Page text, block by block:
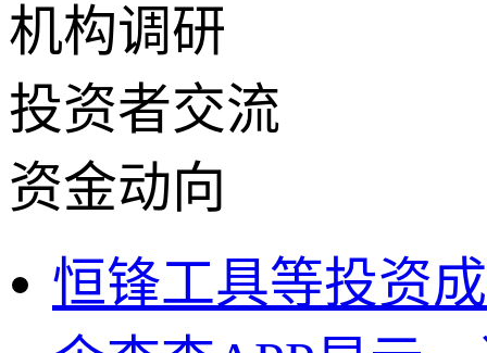
机构调研
投资者交流
资金动向
恒锋工具等投资